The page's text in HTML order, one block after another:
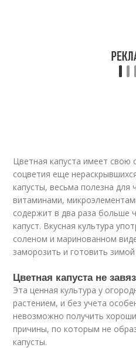
Цветная капуста имеет свою
соцветия еще
капусты, весьма полезна для
витаминами,
содержит в два раза больше
капуст. Вкусная культура
соленом и маринованном
заморозить и готовить
Цветная капуста не
Эта ценная культура у
растением, и без учета
невозможно получить
причины, по которым не
капусты.